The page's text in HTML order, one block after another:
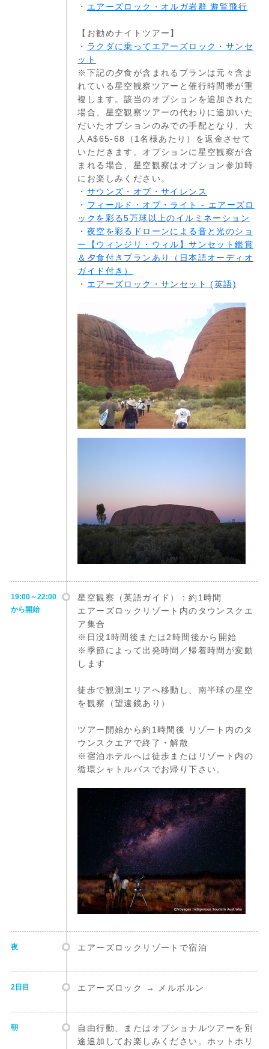
・ エアーズロック・オルガ岩群 遊覧飛行
【お勧めナイトツアー】
・ ラクダに乗ってエアーズロック・サンセ
ット
※下記の夕食が含まれるプランは元々含ま
れている星空観察ツアーと催行時間帯が重
複します。該当のオプションを追加された
場合、星空観察ツアーの代わりに追加いた
だいたオプションのみでの手配となり、大
人A$65-68（1名様あたり）を返金させて
いただきます。オプションに星空観察が含
まれる場合、星空観察はオプション参加時
にお楽しみください。
・ サウンズ・オブ・サイレンス
・ フィールド・オブ・ライト - エアーズロ
ックを彩る5万球以上のイルミネーション
・ 夜空を彩るドローンによる音と光のショ
ー【ウィンジリ・ウィル】サンセット鑑賞
＆夕食付きプランあり（日本語オーディオ
ガイド付き）
・ エアーズロック・サンセット (英語)
19:00～22:00
から開始
星空観察（英語ガイド）：約1時間
エアーズロックリゾート内のタウンスクエ
ア集合
※日没1時間後または2時間後から開始
※季節によって出発時間／帰着時間が変動
します
徒歩で観測エリアへ移動し、南半球の星空
を観察（望遠鏡あり）
ツアー開始から約1時間後 リゾート内のタ
ウンスクエアで終了・解散
※宿泊ホテルへは徒歩またはリゾート内の
循環シャトルバスでお帰り下さい。
夜 エアーズロックリゾートで宿泊
2日目 エアーズロック → メルボルン
朝
自由行動、またはオプショナルツアーを別
途追加してお楽しみください。ホットホリ